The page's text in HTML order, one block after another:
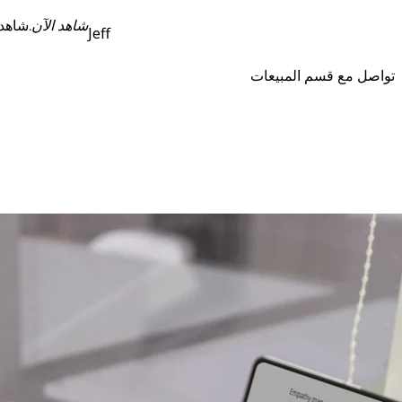
شاهد الذكاء الاصطناعي التعاوني يعمل، مباشرةً من الكلمة الرئيسية للوحة 26.شاهد الآنJeff
تواصل مع قسم المبيعات